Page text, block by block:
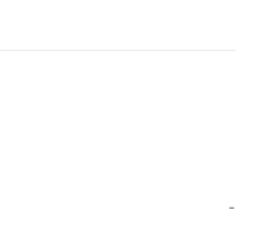
-